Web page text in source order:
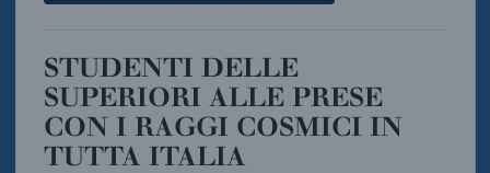
STUDENTI DELLE
SUPERIORI ALLE PRESE
CON I RAGGI COSMICI IN
TUTTA ITALIA